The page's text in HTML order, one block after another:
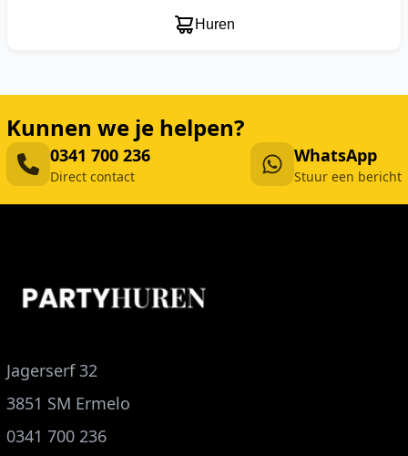
Huren
Kunnen we je helpen?
0341 700 236
Direct contact
WhatsApp
Stuur een bericht
Jagerserf 32
3851 SM Ermelo
0341 700 236